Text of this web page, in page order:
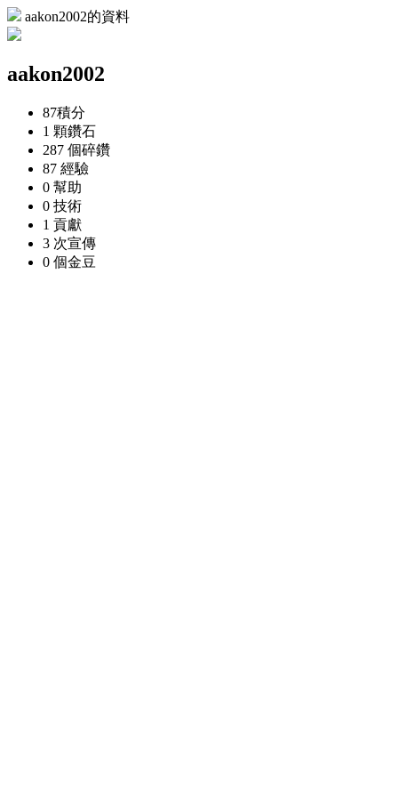
aakon2002的資料
aakon2002
87積分
1 顆鑽石
287 個碎鑽
87 經驗
0 幫助
0 技術
1 貢獻
3 次宣傳
0 個金豆